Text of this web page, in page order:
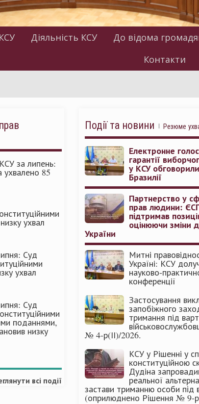
Діяльність КСУ До відома
Контакти
за липень:
ухвалено 85
ухвал
Суд
ухвал
Суд
поданнями,
низку
всі події
Події та новини Резюме
Електронне
гарантії
у КСУ
Бразилії
Партнерство у
прав людини:
підтримав
оцінюючи зміни
України
Митні
Україні: КСУ
науково-
конференції
Застосування
запобіжного
тримання під
№ 4-р(ІІ)/2026.
КСУ у Рішенні у
конституційною
Дудіна
реальної
застави триманню особи під
(оприлюднено Рішення № 9-